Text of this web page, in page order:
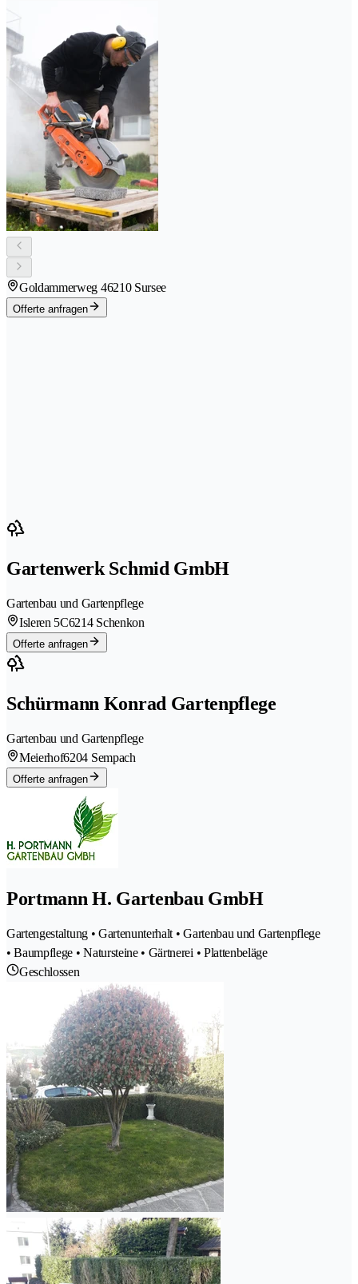
Goldammerweg 46210 Sursee
Offerte anfragen
Gartenwerk Schmid GmbH
Gartenbau und Gartenpflege
Isleren 5C6214 Schenkon
Offerte anfragen
Schürmann Konrad Gartenpflege
Gartenbau und Gartenpflege
Meierhof6204 Sempach
Offerte anfragen
Portmann H. Gartenbau GmbH
Gartengestaltung • Gartenunterhalt • Gartenbau und Gartenpflege
• Baumpflege • Natursteine • Gärtnerei • Plattenbeläge
Geschlossen